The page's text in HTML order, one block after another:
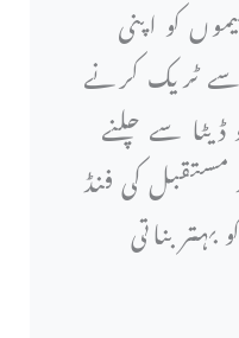
کو اپنی
ٹریک کرنے
سے چلنے
مستقبل کی فنڈ
بناتی